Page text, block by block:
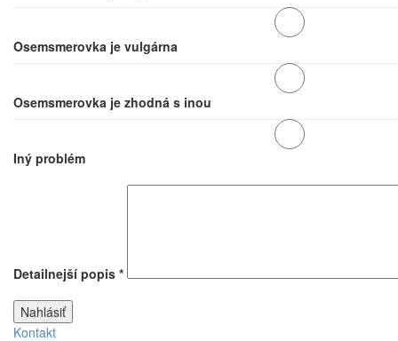
Osemsmerovka je vulgárna
Osemsmerovka je zhodná s inou
Iný problém
Detailnejší popis *
Kontakt